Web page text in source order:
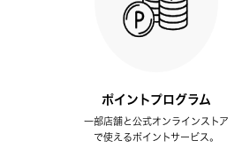
ポイントプログラム
一部店舗と公式オンラインストア
で使えるポイントサービス。